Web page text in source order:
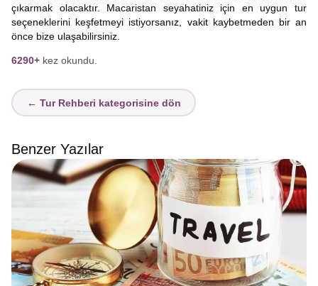
çıkarmak olacaktır. Macaristan seyahatiniz için en uygun tur
seçeneklerini keşfetmeyi istiyorsanız, vakit kaybetmeden bir an
önce bize ulaşabilirsiniz.
6290+ kez okundu.
← Tur Rehberi kategorisine dön
Benzer Yazılar